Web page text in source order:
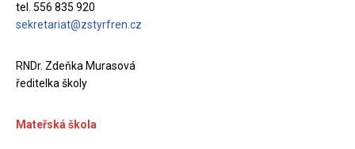
tel. 556 835 920
sekretariat@zstyrfren.cz
RNDr. Zdeňka Murasová
ředitelka školy
Mateřská škola